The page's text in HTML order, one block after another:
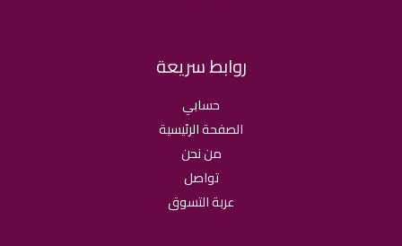
روابط سريعة
حسابي
الصفحة الرئيسية
من نحن
تواصل
عربة التسوق